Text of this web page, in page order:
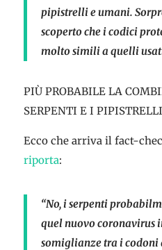
pipistrelli e umani.
scoperto che i codici
molto simili a quelli
PIÙ PROBABILE LA
SERPENTI E I PIPISTRELLI
Ecco che arriva il fact-
riporta:
“No, i serpenti
quel nuovo coronavirus
somiglianze tra i codoni